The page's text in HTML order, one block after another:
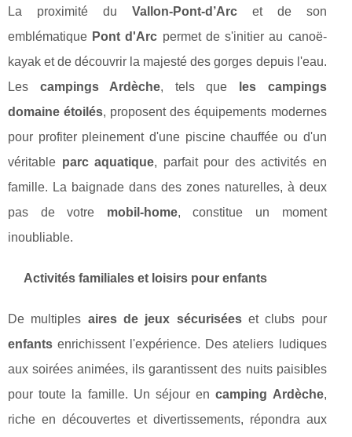
La proximité du Vallon-Pont-d’Arcet de son
emblématique Pont d'Arc permet de s'initier au canoë-
kayak et de découvrir la majesté des gorges depuis l'eau.
Les campings Ardèche, tels que
les campings
domaine étoilés, proposent des équipements modernes
pour profiter pleinement d'une piscine chauffée ou d'un
véritable parc aquatique, parfait pour des activités en
famille. La baignade dans des zones naturelles, à deux
pas de votre mobil-home, constitue un moment
inoubliable.
Activités familiales et loisirs pour enfants
De multiples aires de jeux sécuriséeset clubs pour
enfants enrichissent l'expérience. Des ateliers ludiques
aux soirées animées, ils garantissent des nuits paisibles
pour toute la famille. Un séjour encamping Ardèche,
riche en découvertes et divertissements, répondra aux